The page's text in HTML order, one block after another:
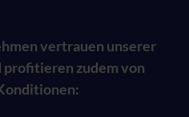
vertrauen unserer
profitieren zudem von